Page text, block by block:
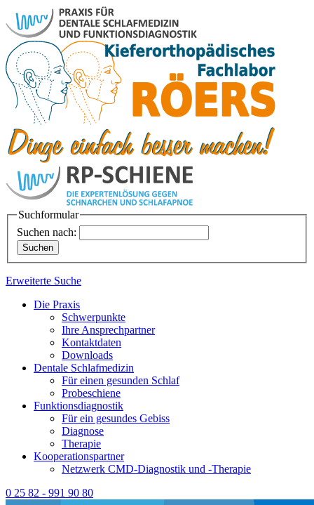
Suchformular
Suchen nach:
Erweiterte Suche
Die Praxis
Schwerpunkte
Ihre Ansprechpartner
Kontaktdaten
Downloads
Dentale Schlafmedizin
Für einen gesunden Schlaf
Probeschiene
Funktionsdiagnostik
Für ein gesundes Gebiss
Diagnose
Therapie
Kooperationspartner
Netzwerk CMD-Diagnostik und -Therapie
0 25 82 - 991 90 80